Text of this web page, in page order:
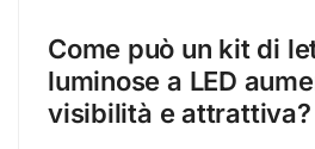
Come può un kit di
luminose a LED
visibilità e attrattiva?